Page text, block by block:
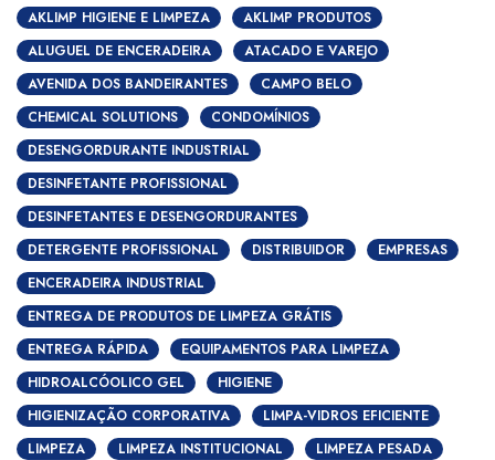
AKLIMP HIGIENE E LIMPEZA
AKLIMP PRODUTOS
ALUGUEL DE ENCERADEIRA
ATACADO E VAREJO
AVENIDA DOS BANDEIRANTES
CAMPO BELO
CHEMICAL SOLUTIONS
CONDOMÍNIOS
DESENGORDURANTE INDUSTRIAL
DESINFETANTE PROFISSIONAL
DESINFETANTES E DESENGORDURANTES
DETERGENTE PROFISSIONAL
DISTRIBUIDOR
EMPRESAS
ENCERADEIRA INDUSTRIAL
ENTREGA DE PRODUTOS DE LIMPEZA GRÁTIS
ENTREGA RÁPIDA
EQUIPAMENTOS PARA LIMPEZA
HIDROALCÓOLICO GEL
HIGIENE
HIGIENIZAÇÃO CORPORATIVA
LIMPA-VIDROS EFICIENTE
LIMPEZA
LIMPEZA INSTITUCIONAL
LIMPEZA PESADA